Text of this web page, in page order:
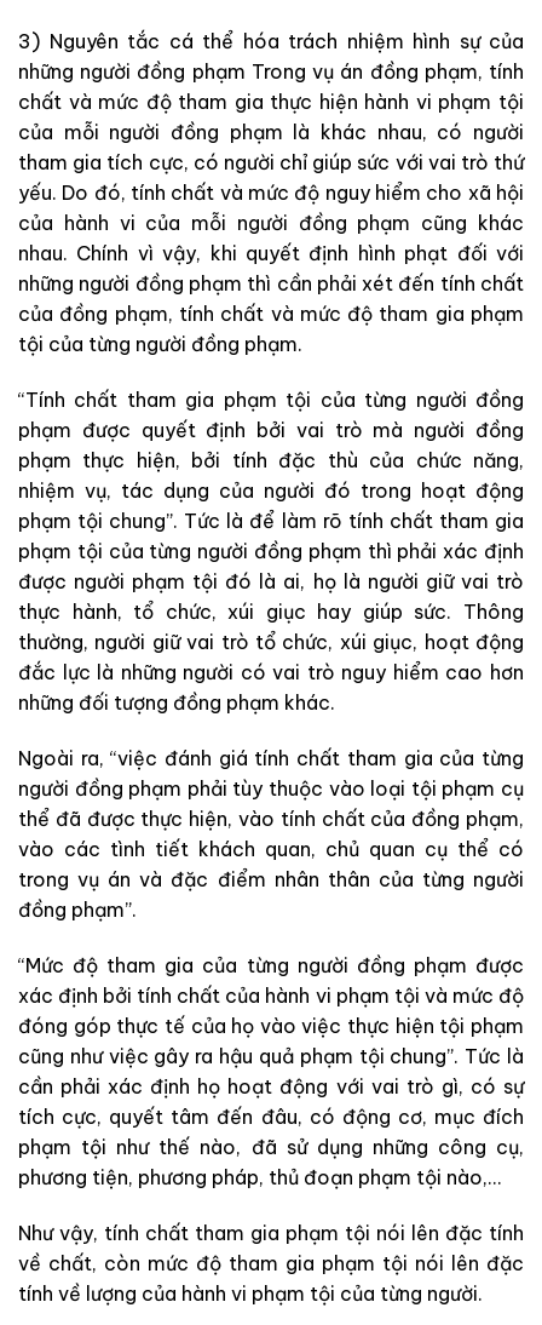
3) Nguyên tắc cá thể hóa trách nhiệm hình sự của
những người đồng phạm Trong vụ án đồng phạm, tính
chất và mức độ tham gia thực hiện hành vi phạm tội
của mỗi người đồng phạm là khác nhau, có người
tham gia tích cực, có người chỉ giúp sức với vai trò thứ
yếu. Do đó, tính chất và mức độ nguy hiểm cho xã hội
của hành vi của mỗi người đồng phạm cũng khác
nhau. Chính vì vậy, khi quyết định hình phạt đối với
những người đồng phạm thì cần phải xét đến tính chất
của đồng phạm, tính chất và mức độ tham gia phạm
tội của từng người đồng phạm.
“Tính chất tham gia phạm tội của từng người đồng
phạm được quyết định bởi vai trò mà người đồng
phạm thực hiện, bởi tính đặc thù của chức năng,
nhiệm vụ, tác dụng của người đó trong hoạt động
phạm tội chung”. Tức là để làm rõ tính chất tham gia
phạm tội của từng người đồng phạm thì phải xác định
được người phạm tội đó là ai, họ là người giữ vai trò
thực hành, tổ chức, xúi giục hay giúp sức. Thông
thường, người giữ vai trò tổ chức, xúi giục, hoạt động
đắc lực là những người có vai trò nguy hiểm cao hơn
những đối tượng đồng phạm khác.
Ngoài ra, “việc đánh giá tính chất tham gia của từng
người đồng phạm phải tùy thuộc vào loại tội phạm cụ
thể đã được thực hiện, vào tính chất của đồng phạm,
vào các tình tiết khách quan, chủ quan cụ thể có
trong vụ án và đặc điểm nhân thân của từng người
đồng phạm”.
“Mức độ tham gia của từng người đồng phạm được
xác định bởi tính chất của hành vi phạm tội và mức độ
đóng góp thực tế của họ vào việc thực hiện tội phạm
cũng như việc gây ra hậu quả phạm tội chung”. Tức là
cần phải xác định họ hoạt động với vai trò gì, có sự
tích cực, quyết tâm đến đâu, có động cơ, mục đích
phạm tội như thế nào, đã sử dụng những công cụ,
phương tiện, phương pháp, thủ đoạn phạm tội nào,…
Như vậy, tính chất tham gia phạm tội nói lên đặc tính
về chất, còn mức độ tham gia phạm tội nói lên đặc
tính về lượng của hành vi phạm tội của từng người.